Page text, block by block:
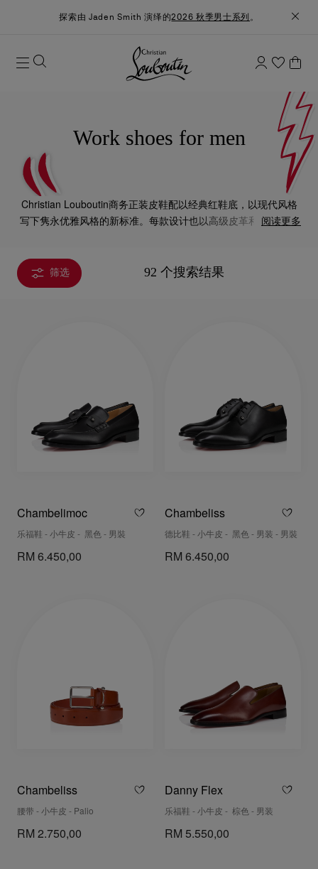
探索由 Jaden Smith 演绎的2026 秋季男士系列 。
Work shoes for men
Christian Louboutin商务正装皮鞋配以经典红鞋底，以现代风格
写下隽永优雅风格的新标准。每款设计也以高级皮革和精致的休
阅读更多
筛选 92 个搜索结果
Chambelimoc
乐福鞋 - 小牛皮 - 黑色 - 男裝
RM 6.450,00
Chambeliss
德比鞋 - 小牛皮 - 黑色 - 男装 - 男裝
RM 6.450,00
Chambeliss
腰带 - 小牛皮 - Palio
RM 2.750,00
Danny Flex
乐福鞋 - 小牛皮 - 棕色 - 男装
RM 5.550,00